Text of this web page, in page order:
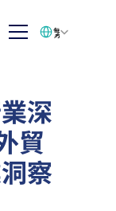
深
貿
察
繁体中文